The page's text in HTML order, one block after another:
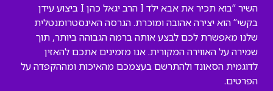
השיר “בוא תכיר את אבא ילד I הרב יגאל כהן I ביצוע עידן
בקשי” הוא יצירה אהובה ומוכרת. הגרסה האינסטרומנטלית
שלנו מאפשרת לכם לבצע אותה ברמה הגבוהה ביותר, תוך
שמירה על האווירה המקורית. אנו מזמינים אתכם להאזין
לדוגמית הסאונד ולהתרשם בעצמכם מהאיכות ומההקפדה על
הפרטים.